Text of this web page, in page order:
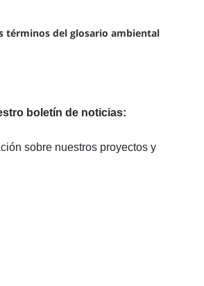
términos del glosario ambiental
boletín de noticias:
sobre nuestros proyectos y